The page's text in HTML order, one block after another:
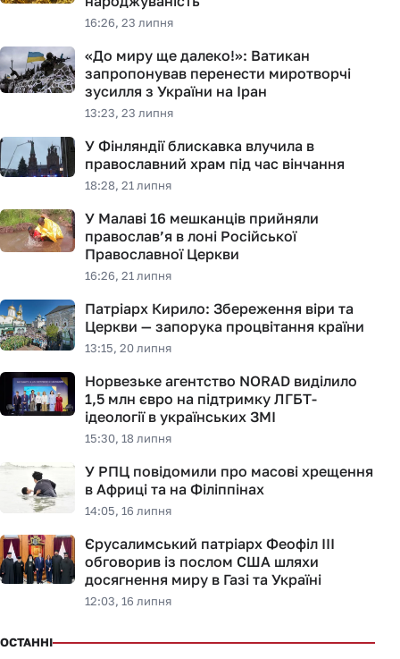
16:26, 23 липня
«До миру ще далеко!»: Ватикан
запропонував перенести миротворчі
зусилля з України на Іран
13:23, 23 липня
У Фінляндії блискавка влучила в
православний храм під час вінчання
18:28, 21 липня
У Малаві 16 мешканців прийняли
православ’я в лоні Російської
Православної Церкви
16:26, 21 липня
Патріарх Кирило: Збереження віри та
Церкви — запорука процвітання країни
13:15, 20 липня
Норвезьке агентство NORAD виділило
1,5 млн євро на підтримку ЛГБТ-
ідеології в українських ЗМІ
15:30, 18 липня
У РПЦ повідомили про масові хрещення
в Африці та на Філіппінах
14:05, 16 липня
Єрусалимський патріарх Феофіл III
обговорив із послом США шляхи
досягнення миру в Газі та Україні
12:03, 16 липня
ОСТАННІ